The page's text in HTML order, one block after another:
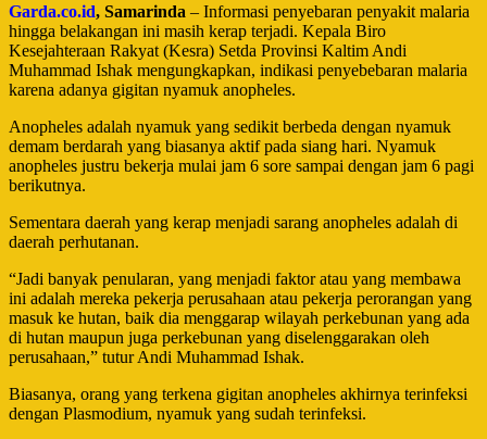
Garda.co.id, Samarinda – Informasi penyebaran penyakit malaria
hingga belakangan ini masih kerap terjadi. Kepala Biro
Kesejahteraan Rakyat (Kesra) Setda Provinsi Kaltim Andi
Muhammad Ishak mengungkapkan, indikasi penyebebaran malaria
karena adanya gigitan nyamuk anopheles.
Anopheles adalah nyamuk yang sedikit berbeda dengan nyamuk
demam berdarah yang biasanya aktif pada siang hari. Nyamuk
anopheles justru bekerja mulai jam 6 sore sampai dengan jam 6 pagi
berikutnya.
Sementara daerah yang kerap menjadi sarang anopheles adalah di
daerah perhutanan.
“Jadi banyak penularan, yang menjadi faktor atau yang membawa
ini adalah mereka pekerja perusahaan atau pekerja perorangan yang
masuk ke hutan, baik dia menggarap wilayah perkebunan yang ada
di hutan maupun juga perkebunan yang diselenggarakan oleh
perusahaan,” tutur Andi Muhammad Ishak.
Biasanya, orang yang terkena gigitan anopheles akhirnya terinfeksi
dengan Plasmodium, nyamuk yang sudah terinfeksi.